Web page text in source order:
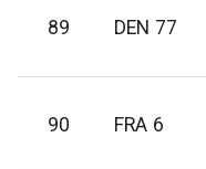
89 DEN 77
90 FRA 6